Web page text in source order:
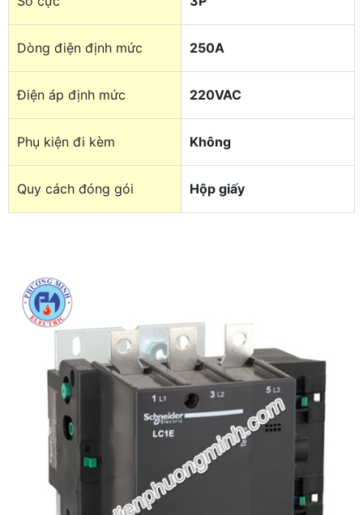
Dòng điện định mức 250A
Điện áp định mức 220VAC
Phụ kiện đi kèm Không
Quy cách đóng gói Hộp giấy